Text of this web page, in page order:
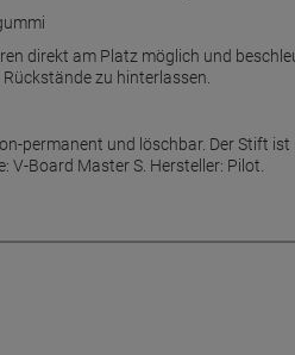
direkt am Platz möglich und
zu hinterlassen.
permanent und löschbar. Der Stift
Board Master S. Hersteller: Pilot.